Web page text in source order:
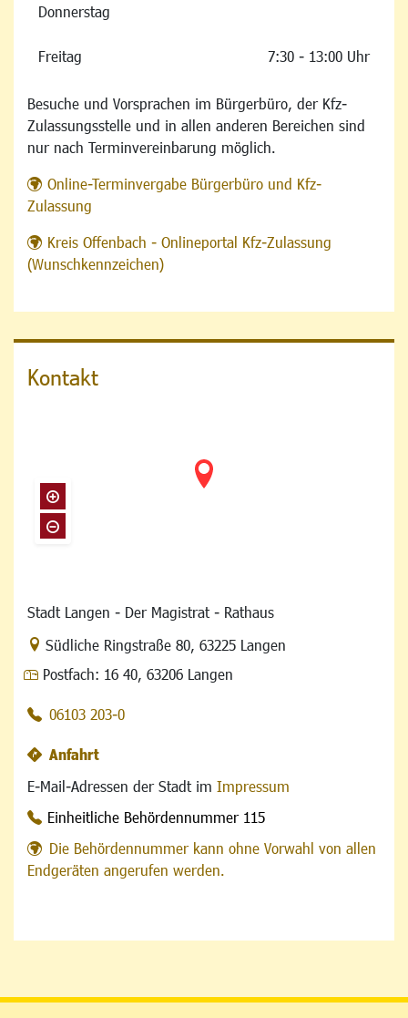
Donnerstag
Freitag 7:30 - 13:00 Uhr
Besuche und Vorsprachen im Bürgerbüro, der Kfz-
Zulassungsstelle und in allen anderen Bereichen sind
nur nach Terminvereinbarung möglich.
Online-Terminvergabe Bürgerbüro und Kfz-
Zulassung
Kreis Offenbach - Onlineportal Kfz-Zulassung
(Wunschkennzeichen)
Kontakt
Stadt Langen - Der Magistrat - Rathaus
Link zur Google-Maps Navigation
Südliche Ringstraße 80, 63225 Langen
Postfach: 16 40, 63206 Langen
06103 203-0
Anfahrt
E-Mail-Adressen der Stadt im Impressum
Einheitliche Behördennummer 115
Die Behördennummer kann ohne Vorwahl von allen
Endgeräten angerufen werden.